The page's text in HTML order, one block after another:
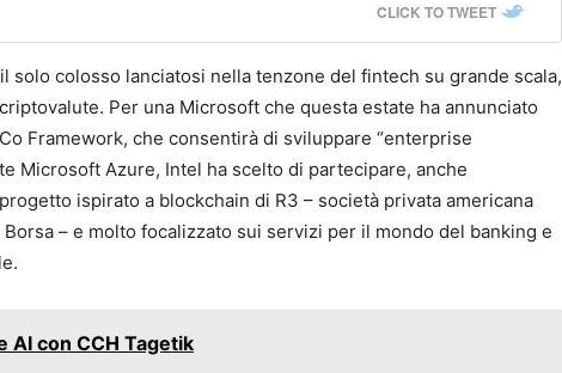
CLICK TO TWEET
solo colosso lanciatosi nella tenzone del fintech su grande scala,
Per una Microsoft che questa estate ha annunciato
Framework, che consentirà di sviluppare “enterprise
Microsoft Azure, Intel ha scelto di partecipare, anche
ispirato a blockchain di R3 – società privata americana
– e molto focalizzato sui servizi per il mondo del banking e
AI con CCH Tagetik